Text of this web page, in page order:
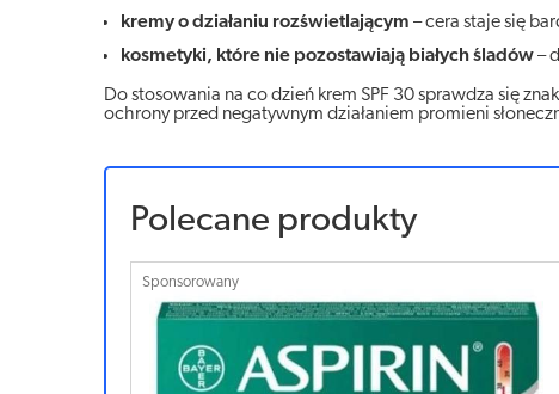
kremy o działaniu rozświetlającym – cera staje się
kosmetyki, które nie pozostawiają białych śladów–
Do stosowania na co dzień krem SPF 30 sprawdza się
ochrony przed negatywnym działaniem promieni
Polecane produkty
Sponsorowany